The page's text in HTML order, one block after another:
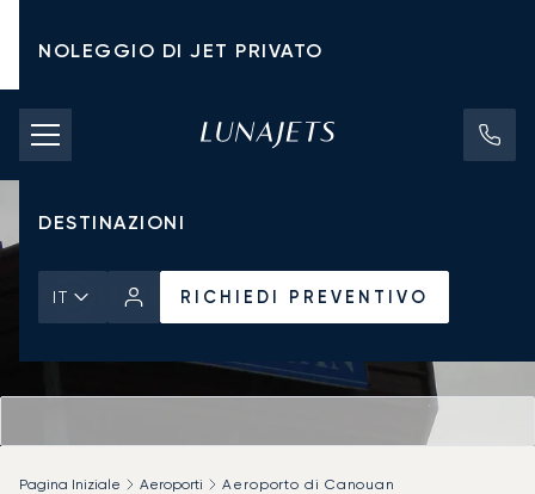
NOLEGGIO DI JET PRIVATO
TARIFFE DI NOLEGGIO
JET PRIVATI
DESTINAZIONI
IT RICHIEDI PREVENTIVO
Pagina Iniziale Aeroporti Aeroporto di Canouan